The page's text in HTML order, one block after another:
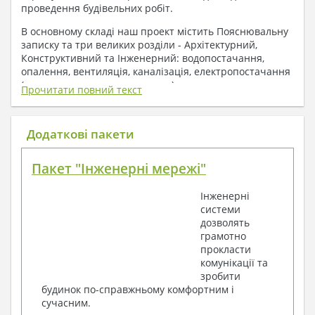
проведення будівельних робіт.
В основному складі наш проект містить Пояснювальну
записку та три великих розділи - Архітектурний,
Конструктивний та Інженерний: водопостачання,
опалення, вентиляція, каналізація, електропостачання
( купується за додаткову плату ).
1. До складу Архітектурного розділу
входять:
План покрівлі
Фасади з даними зовнішніх оздоблень
Елементи прорізів – специфікація
Дані перемичок – перетин та специфікація
Обсяги основних будівельних матеріалів
Архітектурні вузли в конструкціях
2. До складу Конструктивного розділу
входять:
Прочитати повний текст
Додаткові пакети
Пакет "Інженерні мережі"
Інженерні
системи
дозволять
грамотно
прокласти
комунікації та
зробити
будинок по-справжньому комфортним і
сучасним.